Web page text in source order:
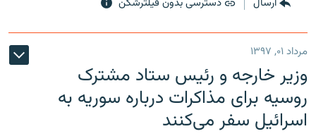
ارسال دسترسی بدون فیلترشکن
مرداد ۰۱, ۱۳۹۷
وزیر خارجه و رئیس‌ ستاد مشترک
روسیه برای مذاکرات درباره سوریه به
اسرائیل سفر می‌کنند